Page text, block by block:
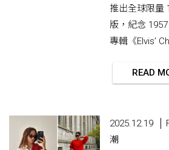
推出全球限量
版，紀念
專輯《Elvis’
READ
2025.12.19
潮